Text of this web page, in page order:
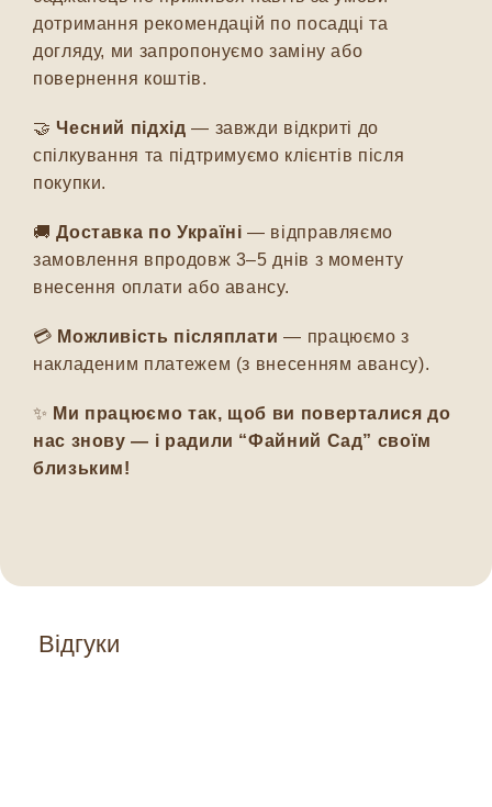
Відгуки
дотримання рекомендацій по посадці та
догляду, ми запропонуємо заміну або
повернення коштів.
🤝Чесний підхід — завжди відкриті до
спілкування та підтримуємо клієнтів після
покупки.
🚚Доставка по Україні — відправляємо
замовлення впродовж 3–5 днів з моменту
внесення оплати або авансу.
💳 Можливість післяплати — працюємо з
накладеним платежем (з внесенням авансу).
✨ Ми працюємо так, щоб ви поверталися до
нас знову — і радили “Файний Сад” своїм
близьким!